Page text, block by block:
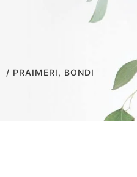
PRAIMERI, BONDI